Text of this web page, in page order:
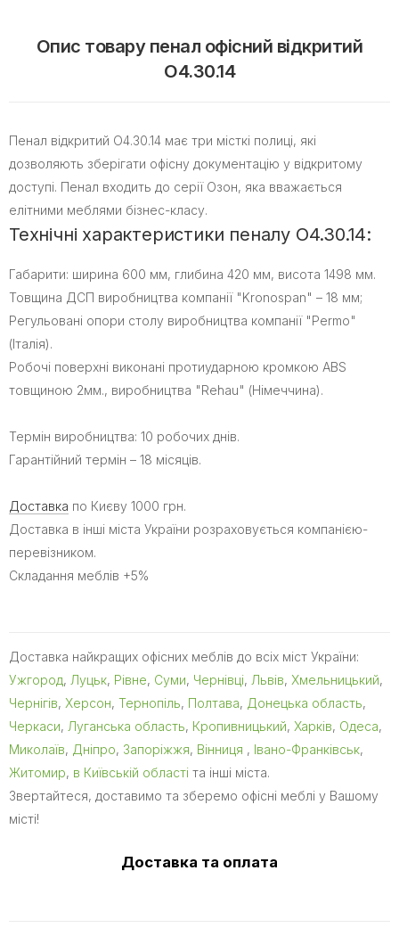
Опис товару пенал офісний відкритий
O4.30.14
Пенал відкритий O4.30.14 має три місткі полиці, які
дозволяють зберігати офісну документацію у відкритому
доступі. Пенал входить до серії Озон, яка вважається
елітними меблями бізнес-класу.
Технічні характеристики пеналу O4.30.14:
Габарити: ширина 600 мм, глибина 420 мм, висота 1498 мм.
Товщина ДСП виробництва компанії "Kronospan" – 18 мм;
Регульовані опори столу виробництва компанії "Permo"
(Італія).
Робочі поверхні виконані протиударною кромкою ABS
товщиною 2мм., виробництва "Rehau" (Німеччина).
Термін виробництва: 10 робочих днів.
Гарантійний термін – 18 місяців.
Доставка по Києву 1000 грн.
Доставка в інші міста України розраховується компанією-
перевізником.
Складання меблів +5%
Доставка найкращих офісних меблів до всіх міст України:
Ужгород, Луцьк, Рівне, Суми, Чернівці, Львів, Хмельницький,
Чернігів, Херсон, Тернопіль, Полтава, Донецька область,
Черкаси, Луганська область, Кропивницький, Харків, Одеса,
Миколаїв, Дніпро, Запоріжжя, Вінниця , Івано-Франківськ,
Житомир, в Київській області та інші міста.
Звертайтеся, доставимо та зберемо офісні меблі у Вашому
місті!
Доставка та оплата